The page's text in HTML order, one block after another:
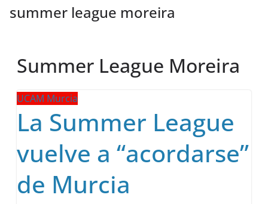
summer league moreira
Summer League Moreira
UCAM Murcia
La Summer League
vuelve a “acordarse”
de Murcia